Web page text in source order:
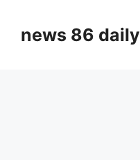
contentnews 86 daily